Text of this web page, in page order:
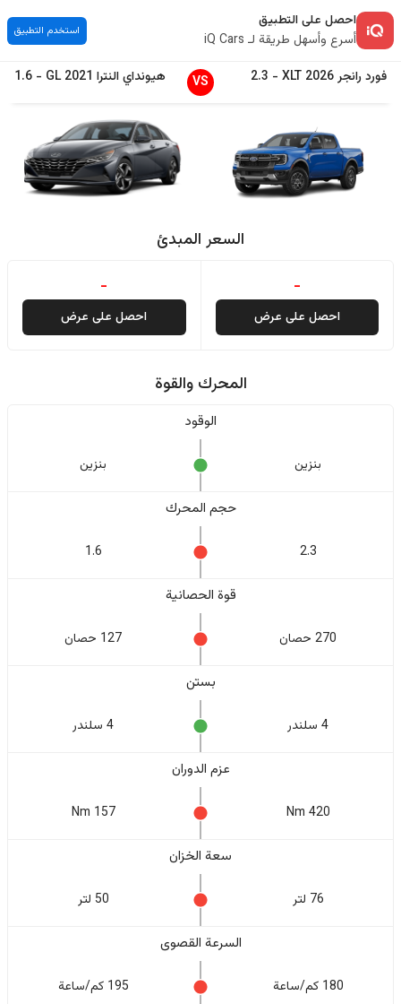
احصل على التطبيق
أسرع وأسهل طريقة لـ iQ Cars
استخدم التطبيق
فورد رانجر2026
XLT
-
2.3
VS هيوندايالنترا 2021
GL
-
1.6
السعر المبدئ
-
احصل على عرض
-
احصل على عرض
المحرك والقوة
الوقود
بنزين بنزين
حجم المحرك
2.3
1.6
قوة الحصانية
270 حصان 127 حصان
بستن
4 سلندر 4 سلندر
عزم الدوران
420 Nm
157 Nm
سعة الخزان
76 لتر 50 لتر
السرعة القصوى
180 كم/ساعة 195 كم/ساعة